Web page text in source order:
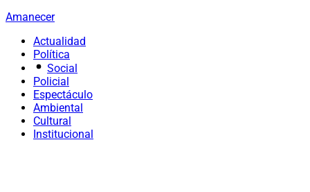
Amanecer
Actualidad
Política
Social
Policial
Espectáculo
Ambiental
Cultural
Institucional